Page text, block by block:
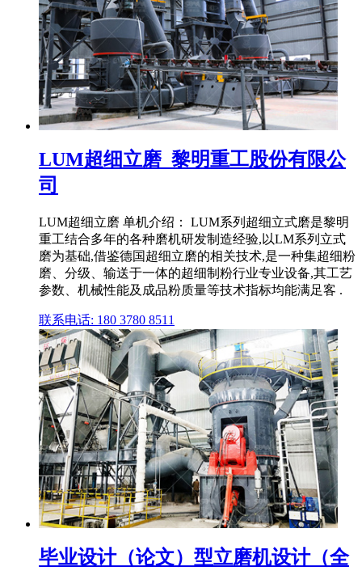
LUM超细立磨_黎明重工股份有限公
司
LUM超细立磨 单机介绍： LUM系列超细立式磨是黎明
重工结合多年的各种磨机研发制造经验,以LM系列立式
磨为基础,借鉴德国超细立磨的相关技术,是一种集超细粉
磨、分级、输送于一体的超细制粉行业专业设备,其工艺
参数、机械性能及成品粉质量等技术指标均能满足客 .
联系电话: 180 3780 8511
毕业设计（论文）型立磨机设计（全